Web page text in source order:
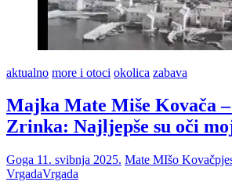
aktualno more i otoci okolica zabava
Majka Mate Miše Kovača
Zrinka: Najljepše su oči
Goga 11. svibnja 2025. Mate MIšo Kovač
VrgadaVrgada